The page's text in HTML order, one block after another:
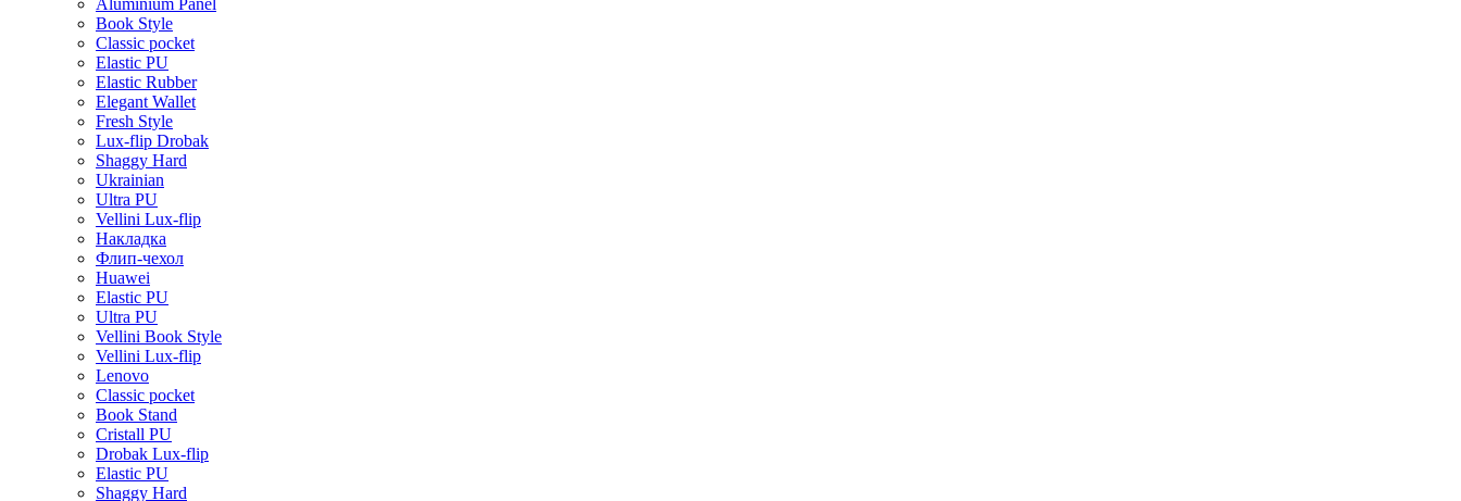
Aluminium Panel
Book Style
Classic pocket
Elastic PU
Elastic Rubber
Elegant Wallet
Fresh Style
Lux-flip Drobak
Shaggy Hard
Ukrainian
Ultra PU
Vellini Lux-flip
Накладка
Флип-чехол
Huawei
Elastic PU
Ultra PU
Vellini Book Style
Vellini Lux-flip
Lenovo
Classic pocket
Book Stand
Cristall PU
Drobak Lux-flip
Elastic PU
Shaggy Hard